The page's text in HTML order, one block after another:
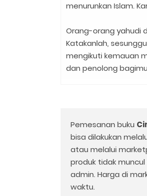
menurunkan Islam.
Orang-orang yahudi
Katakanlah,
mengikuti kemauan
dan penolong
Pemesanan buku
bisa dilakukan
atau melalui
produk tidak
admin. Harga di
waktu.